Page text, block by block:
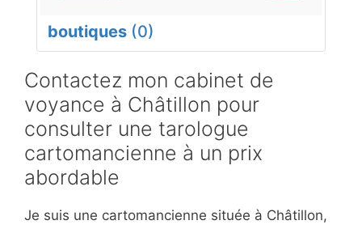
boutiques (0)
Contactez mon cabinet de
voyance à Châtillon pour
consulter une tarologue
cartomancienne à un prix
abordable
Je suis une cartomancienne située à Châtillon,